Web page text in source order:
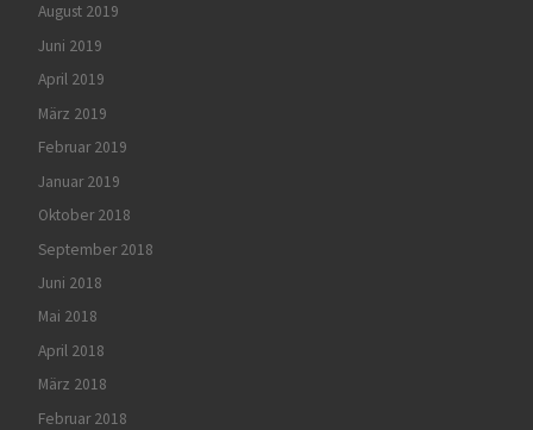
August 2019
Juni 2019
April 2019
März 2019
Februar 2019
Januar 2019
Oktober 2018
September 2018
Juni 2018
Mai 2018
April 2018
März 2018
Februar 2018